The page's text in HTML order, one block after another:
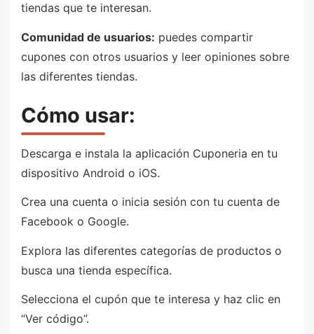
tiendas que te interesan.
Comunidad de usuarios: puedes compartir
cupones con otros usuarios y leer opiniones sobre
las diferentes tiendas.
Cómo usar:
Descarga e instala la aplicación Cuponeria en tu
dispositivo Android o iOS.
Crea una cuenta o inicia sesión con tu cuenta de
Facebook o Google.
Explora las diferentes categorías de productos o
busca una tienda específica.
Selecciona el cupón que te interesa y haz clic en
“Ver código”.